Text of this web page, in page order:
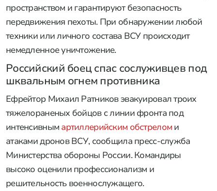
пространством и гарантируют безопасность
передвижения пехоты. При обнаружении любой
техники или личного состава ВСУ происходит
немедленное уничтожение.
Российский боец спас сослуживцев под
шквальным огнем противника
Ефрейтор Михаил Ратников эвакуировал троих
тяжелораненых бойцов с линии фронта под
интенсивным артиллерийским обстрелом и
атаками дронов ВСУ, сообщила пресс-служба
Министерства обороны России. Командиры
высоко оценили профессионализм и
решительность военнослужащего.